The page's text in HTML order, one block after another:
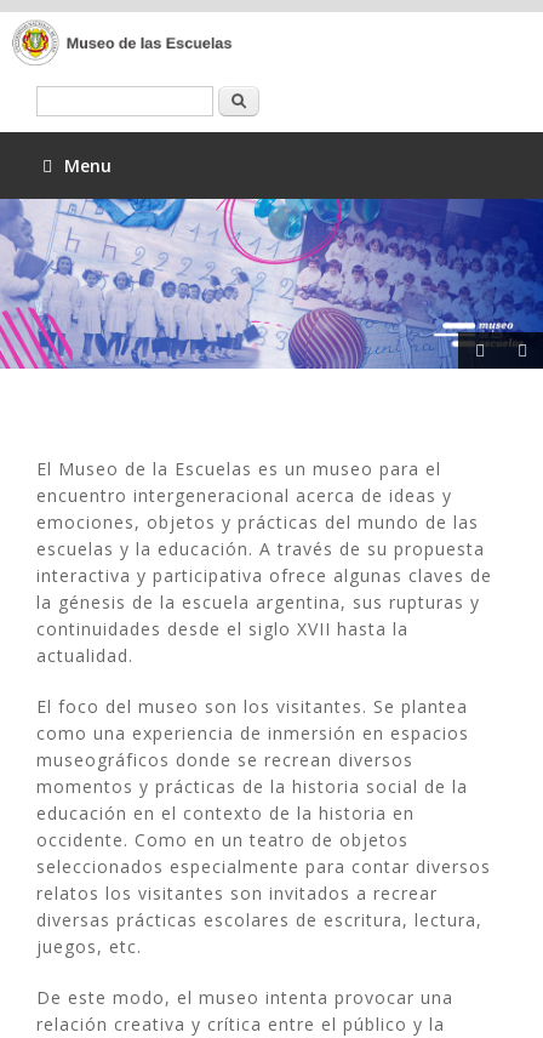
Menu
El Museo de la Escuelas es un museo para el
encuentro intergeneracional acerca de ideas y
emociones, objetos y prácticas del mundo de las
escuelas y la educación. A través de su propuesta
interactiva y participativa ofrece algunas claves de
la génesis de la escuela argentina, sus rupturas y
continuidades desde el siglo XVII hasta la
actualidad.
El foco del museo son los visitantes. Se plantea
como una experiencia de inmersión en espacios
museográficos donde se recrean diversos
momentos y prácticas de la historia social de la
educación en el contexto de la historia en
occidente. Como en un teatro de objetos
seleccionados especialmente para contar diversos
relatos los visitantes son invitados a recrear
diversas prácticas escolares de escritura, lectura,
juegos, etc.
De este modo, el museo intenta provocar una
relación creativa y crítica entre el público y la